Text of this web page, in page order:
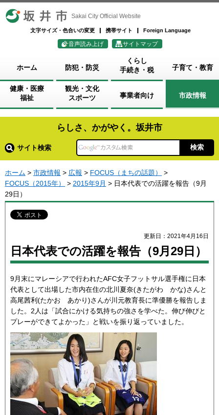
坂井市 Sakai City Official Website
文字サイズ・色合いの変更 携帯サイト Foreign Language
音声読み上げ サイトマップ
ホーム 防犯・防災
くらし
手続き・税
子育て・教育
健康・医療
福祉
観光・文化
スポーツ
事業者向け 市政情報
らしさ、かがやく。坂井市
サイト検索
ホーム > 市政情報 > 広報 > FOCUS（まちの話題）
>
FOCUS（2015年）
> 2015年9月 > 日本代表での活躍を報告（9月
29日）
更新日：2021年4月16日
日本代表での活躍を報告（9月29日）
9月末にマレーシアで行われたAFC女子フットサル選手権に日本
代表として出場した市内在住の北川夏奈(きたがわ かな)さんと
高尾茜利(たかお あかり)さんが川元教育長に準優勝を報告しま
した。2人は「試合にかける気持ちの強さを学べた。伸び伸びと
プレーができてよかった」と戦いを振り返っていました。